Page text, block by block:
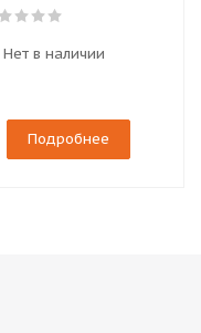
Нет в наличии
Подробнее